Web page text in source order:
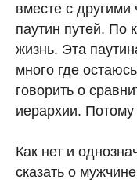
вместе с
паутин путей. По
жизнь. Эта
много где
говорить о
иерархии. Потому
Как нет и
сказать о